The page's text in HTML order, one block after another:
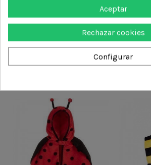
Aceptar
Rechazar cookies
Configurar